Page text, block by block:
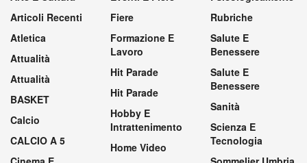
Articoli Recenti
Atletica
Attualità
Attualità
BASKET
Calcio
CALCIO A 5
Fiere
Formazione E
Lavoro
Hit Parade
Hit Parade
Hobby E
Intrattenimento
Home Video
Rubriche
Salute E
Benessere
Salute E
Benessere
Sanità
Scienza E
Tecnologia